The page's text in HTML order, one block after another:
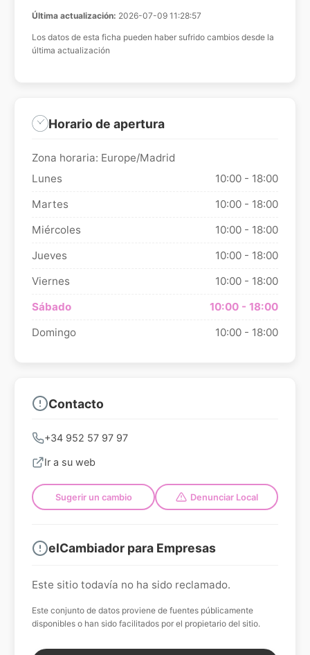
Última actualización: 2026-07-09 11:28:57
Los datos de esta ficha pueden haber sufrido cambios desde la
última actualización
Horario de apertura
Zona horaria: Europe/Madrid
Lunes
10:00 - 18:00
Martes
10:00 - 18:00
Miércoles
10:00 - 18:00
Jueves
10:00 - 18:00
Viernes
10:00 - 18:00
Sábado
10:00 - 18:00
Domingo
10:00 - 18:00
Contacto
+34 952 57 97 97
Ir a su web
Sugerir un cambio Denunciar Local
elCambiador para Empresas
Este sitio todavía no ha sido reclamado.
Este conjunto de datos proviene de fuentes públicamente
disponibles o han sido facilitados por el propietario del sitio.